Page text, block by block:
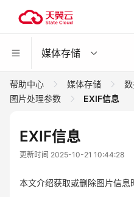
媒体存储
帮助中心 媒体存储
图片处理参数
EXIF信息
EXIF信息
更新时间 2025-10-21 10:44:28
本文介绍获取或删除图片信息